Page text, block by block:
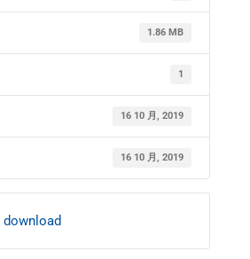
1.86 MB
1
16 10 月, 2019
16 10 月, 2019